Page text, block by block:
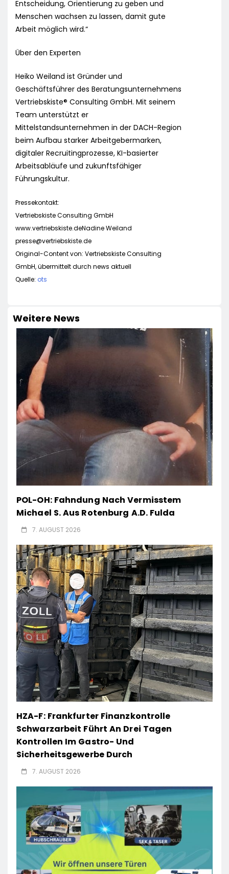
Entscheidung, Orientierung zu geben und
Menschen wachsen zu lassen, damit gute
Arbeit möglich wird.“
Über den Experten
Heiko Weiland ist Gründer und
Geschäftsführer des Beratungsunternehmens
Vertriebskiste® Consulting GmbH. Mit seinem
Team unterstützt er
Mittelstandsunternehmen in der DACH-Region
beim Aufbau starker Arbeitgebermarken,
digitaler Recruitingprozesse, KI-basierter
Arbeitsabläufe und zukunftsfähiger
Führungskultur.
Pressekontakt:
Vertriebskiste Consulting GmbH
www.vertriebskiste.deNadine Weiland
presse@vertriebskiste.de
Original-Content von: Vertriebskiste Consulting
GmbH, übermittelt durch news aktuell
Quelle: ots
Weitere News
POL-OH: Fahndung Nach Vermisstem
Michael S. Aus Rotenburg A.d. Fulda
7. AUGUST 2026
HZA-F: Frankfurter Finanzkontrolle
Schwarzarbeit Führt An Drei Tagen
Kontrollen Im Gastro- Und
Sicherheitsgewerbe Durch
7. AUGUST 2026